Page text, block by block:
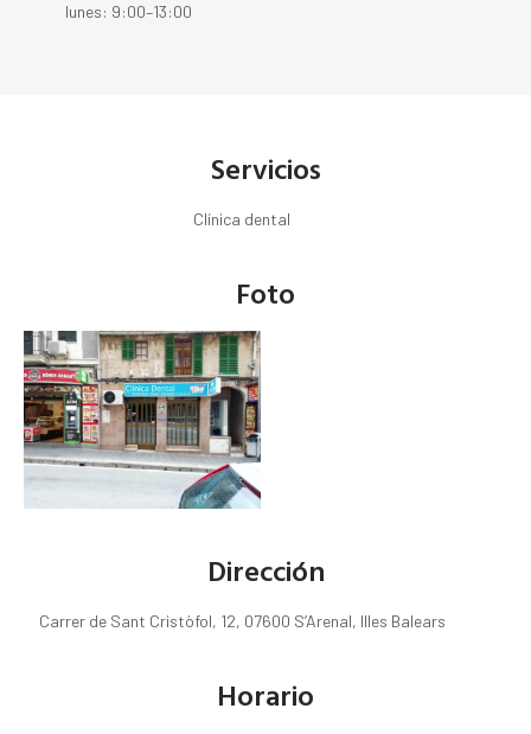
lunes: 9:00–13:00
Servicios
Clínica dental
Foto
Dirección
Carrer de Sant Cristòfol, 12, 07600 S’Arenal, Illes Balears
Horario